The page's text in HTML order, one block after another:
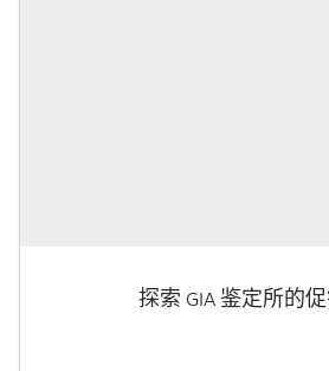
探索 GIA 鉴定所的